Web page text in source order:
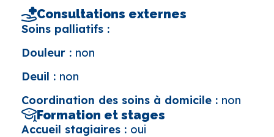
Consultations externes
Soins palliatifs :
Douleur : non
Deuil : non
Coordination des soins à domicile : non
Formation et stages
Accueil stagiaires : oui